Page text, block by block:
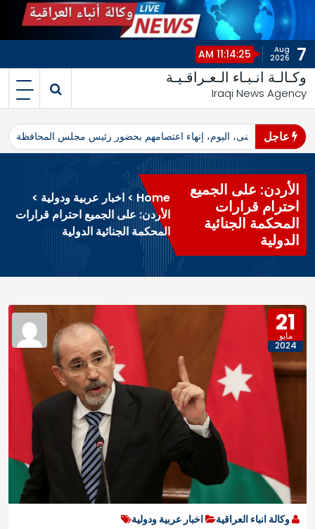
i
t
7
Aug
2026
11:14:25 AM
وكـالـة انـبـاء الـعـراقـيـة
Iraqi News Agency
عاجل
محافظ المثنى، اليوم، إنهاء اعتصامهم بحضور رئيس مجلس المحافظة
الأردن: على الجميع
احترام قرارات
المحكمة الجنائية
الدولية
Home
>اخبار عربية ودولية >
الأردن: على الجميع احترام قرارات
المحكمة الجنائية الدولية
21
مايو
2024
وكالة انباء العراقية اخبار عربية ودولية